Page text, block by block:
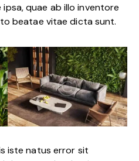
quae ab illo inventore
beatae vitae dicta sunt.
iste natus error sit